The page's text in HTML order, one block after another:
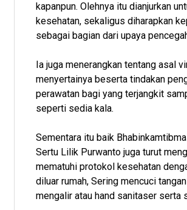
kapanpun. Olehnya itu dianjurkan
kesehatan, sekaligus diharapkan
sebagai bagian dari upaya
Ia juga menerangkan tentang asal
menyertainya beserta tindakan
perawatan bagi yang terjangkit
seperti sedia kala.
Sementara itu baik
Sertu Lilik Purwanto juga turut
mematuhi protokol kesehatan
diluar rumah, Sering mencuci
mengalir atau hand sanitaser serta